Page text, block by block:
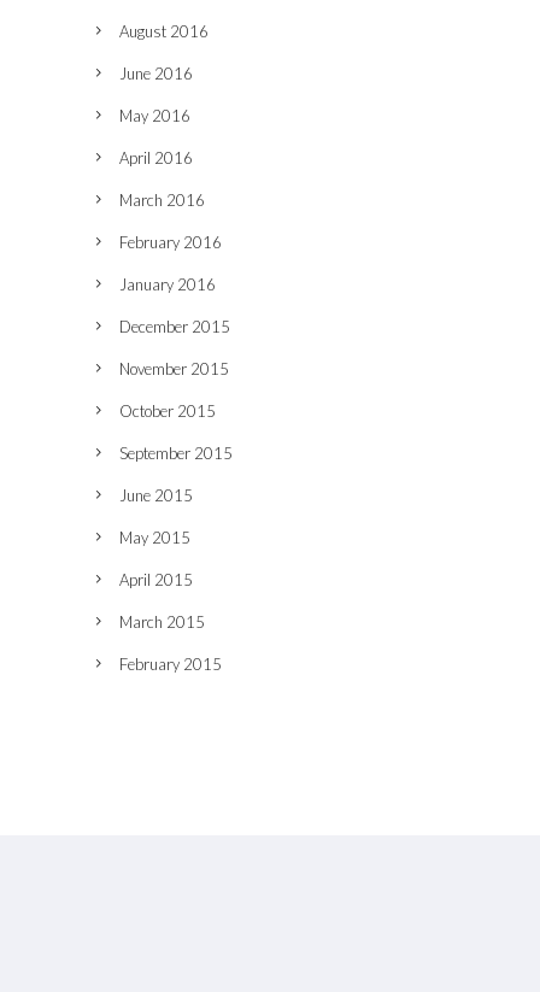
August 2016
June 2016
May 2016
April 2016
March 2016
February 2016
January 2016
December 2015
November 2015
October 2015
September 2015
June 2015
May 2015
April 2015
March 2015
February 2015